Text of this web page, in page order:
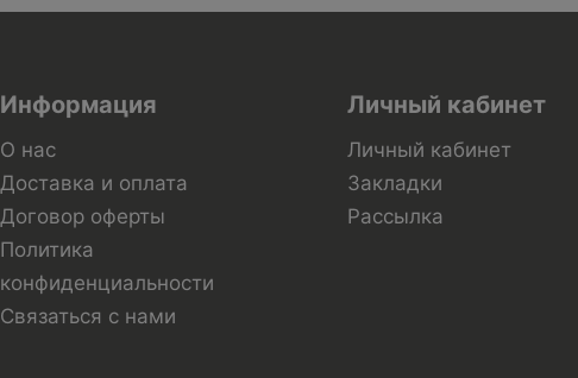
Информация
О нас
Доставка и оплата
Договор оферты
Политика
конфиденциальности
Связаться с нами
Личный кабинет
Личный кабинет
Закладки
Рассылка